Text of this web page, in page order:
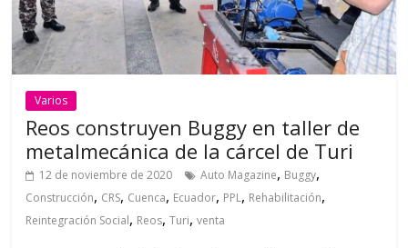
Varios
Reos construyen Buggy en taller de
metalmecánica de la cárcel de Turi
12 de noviembre de 2020 Auto Magazine, Buggy,
Construcción, CRS, Cuenca, Ecuador, PPL, Rehabilitación,
Reintegración Social, Reos,Turi,venta